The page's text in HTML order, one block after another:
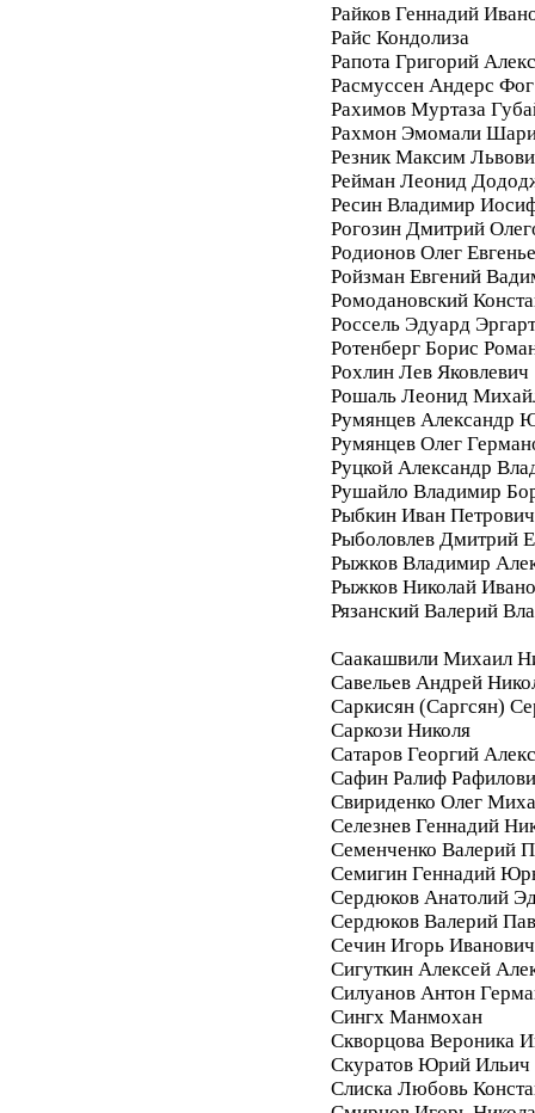
Райков Геннадий
Райс Кондолиза
Рапота Григорий
Расмуссен Андерс Фог
Рахимов Муртаза
Рахмон Эмомали
Резник Максим
Рейман Леонид
Ресин Владимир
Рогозин Дмитрий
Родионов Олег
Ройзман Евгений
Ромодановский
Россель Эдуард
Ротенберг Борис
Рохлин Лев Яковлевич
Рошаль Леонид
Румянцев Александр
Румянцев Олег
Руцкой Александр
Рушайло Владимир
Рыбкин Иван Петрович
Рыболовлев Дмитрий
Рыжков Владимир
Рыжков Николай
Рязанский Валерий
Саакашвили Михаил
Савельев Андрей
Саркисян (Саргсян)
Саркози Николя
Сатаров Георгий
Сафин Ралиф
Свириденко Олег
Селезнев Геннадий
Семенченко Валерий
Семигин Геннадий
Сердюков Анатолий
Сердюков Валерий
Сечин Игорь Иванович
Сигуткин Алексей
Силуанов Антон
Сингх Манмохан
Скворцова Вероника
Скуратов Юрий Ильич
Слиска Любовь